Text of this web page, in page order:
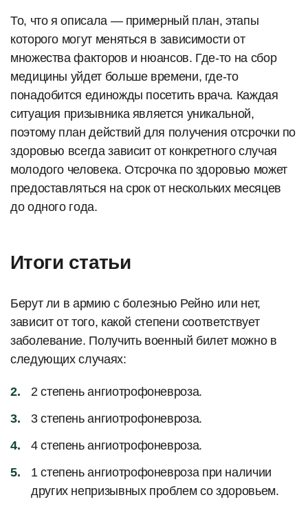
То, что я описала — примерный план, этапы
которого могут меняться в зависимости от
множества факторов и нюансов. Где-то на сбор
медицины уйдет больше времени, где-то
понадобится единожды посетить врача. Каждая
ситуация призывника является уникальной,
поэтому план действий для получения отсрочки по
здоровью всегда зависит от конкретного случая
молодого человека. Отсрочка по здоровью может
предоставляться на срок от нескольких месяцев
до одного года.
Итоги статьи
Берут ли в армию с болезнью Рейно или нет,
зависит от того, какой степени соответствует
заболевание. Получить военный билет можно в
следующих случаях:
2 степень ангиотрофоневроза.
3 степень ангиотрофоневроза.
4 степень ангиотрофоневроза.
1 степень ангиотрофоневроза при наличии
других непризывных проблем со здоровьем.